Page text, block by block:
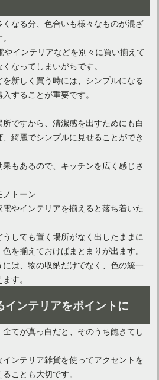
なる分、色合いも様々なものが混ざ
インテリアなどを別々に買い揃えて
なってしまいがちです。
新しく買う時には、シンプルになる
することが重要です。
ですから、清潔感を出すためにも白
綺麗でシンプルに見せることができ
もあるので、キッチンを広く感じさ
ノトーン
やインテリアを揃えると落ち着いた
しても置く場所がなく出したままに
を揃えておけばまとまりが出ます。
は、物の収納だけでなく、色の統一
す。
インテリアをポイントに
てが真っ白だと、そのうち飽きてし
ンテリア雑貨を使ってアクセントを
ことも大切です。